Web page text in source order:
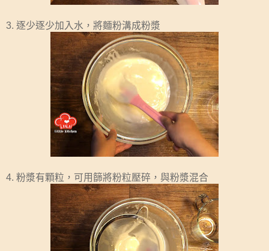
3. 逐少逐少加入水，將麵粉溝成粉漿
4. 粉漿有顆粒，可用篩將粉粒壓碎，與粉漿混合